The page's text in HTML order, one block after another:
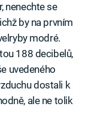
nenechte se
by na prvním
modré.
188 decibelů,
uvedeného
dostali k
ale ne tolik